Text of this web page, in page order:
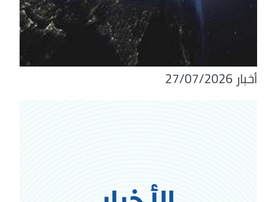
أخبار 27/07/2026